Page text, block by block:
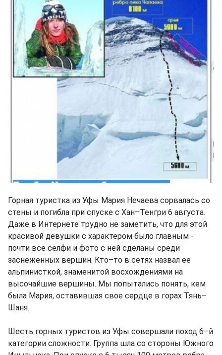
Горная туристка из Уфы Мария Нечаева сорвалась со
стены и погибла при спуске с Хан–Тенгри 6 августа.
Даже в Интернете трудно не заметить, что для этой
красивой девушки с характером было главным -
почти все селфи и фото с ней сделаны среди
заснеженных вершин. Кто–то в сетях назвал ее
альпинисткой, знаменитой восхождениями на
высочайшие вершины. Мы попытались понять, кем
была Мария, оставившая свое сердце в горах Тянь–
Шаня.
Шесть горных туристов из Уфы совершали поход 6–й
категории сложности. Группа шла со стороны Южного